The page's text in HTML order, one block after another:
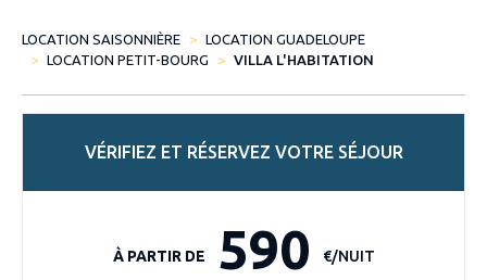
LOCATION SAISONNIÈRE
LOCATION GUADELOUPE
LOCATION PETIT-BOURG
VILLA L'HABITATION
VÉRIFIEZ ET RÉSERVEZ VOTRE SÉJOUR
À PARTIR DE 590 €/NUIT